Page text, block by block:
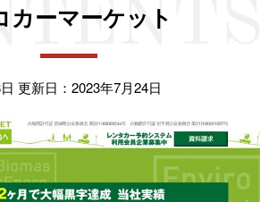
カーマーケット
更新日：2023年7月24日